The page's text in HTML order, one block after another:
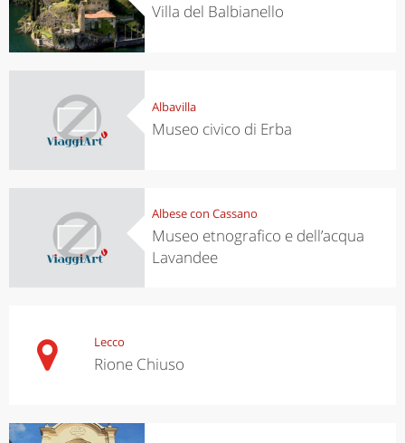
Villa del Balbianello
Albavilla
Museo civico di Erba
Albese con Cassano
Museo etnografico e dell’acqua
Lavandee
Lecco
Rione Chiuso